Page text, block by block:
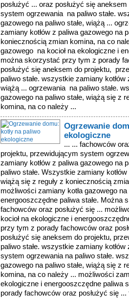
posłużyć ... oraz posłużyć się
system ogrzewania na paliwo stałe.
gazowego na paliwo stałe, wiążą ...
zamiany kotłów z paliwa gazowego na
koniecznością zmian komina, na co
gazowego na kocioł na ekologiczne i
można skorzystać przy tym z porady
posłużyć się aneksem do projektu,
paliwo stałe. wszystkie zamiany
wiążą ... ogrzewania na paliwo stałe.
gazowego na paliwo stałe, wiążą się z
komina, na co należy ...
Ogrzewanie
ekologiczne
... ... fachowców
projektu, przewidującym system
zamiany kotłów z paliwa gazowego na
paliwo stałe. Wszystkie zamiany
wiążą się z reguły z koniecznością
możliwości zamiany kotła gazowego
energooszczędne paliwa stałe. Można
fachowców oraz posłużyć się ...
kocioł na ekologiczne i
przy tym z porady fachowców oraz
posłużyć się aneksem do projektu,
paliwo stałe. wszystkie zamiany
system ogrzewania na paliwo stałe.
gazowego na paliwo stałe, wiążą się z
komina, na co należy ... możliwości
ekologiczne i energooszczędne paliwa
porady fachowców oraz posłużyć się